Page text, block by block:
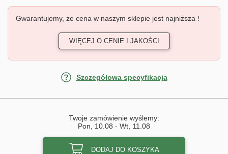
Gwarantujemy, że cena w naszym sklepie jest najniższa !
WIĘCEJ O CENIE I JAKOŚCI
Szczegółowa specyfikacja
Twoje zamówienie wyślemy:
Pon, 10.08 - Wt, 11.08
DODAJ DO KOSZYKA